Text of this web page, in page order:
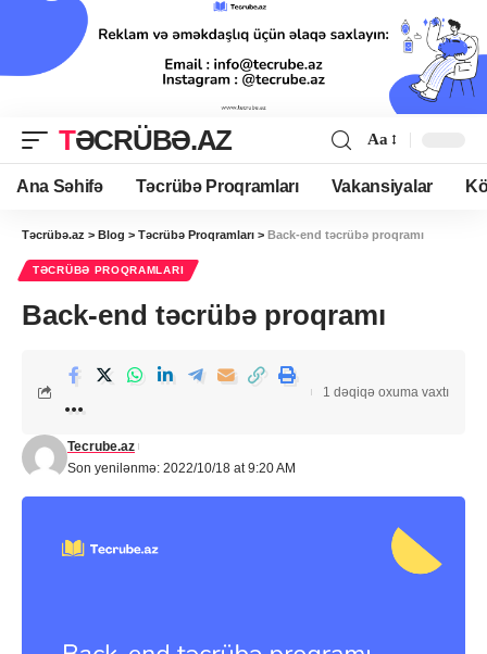
TƏCRÜBƏ.AZ Aa
Ana Səhifə Təcrübə Proqramları Vakansiyalar
Təcrübə.az > Blog > Təcrübə Proqramları > Back-end təcrübə proqramı
TƏCRÜBƏ PROQRAMLARI
Back-end təcrübə proqramı
Son yenilənmə: 2022/10/18 at 9:20 AM
Tecrube.az
1 dəqiqə oxuma vaxtı